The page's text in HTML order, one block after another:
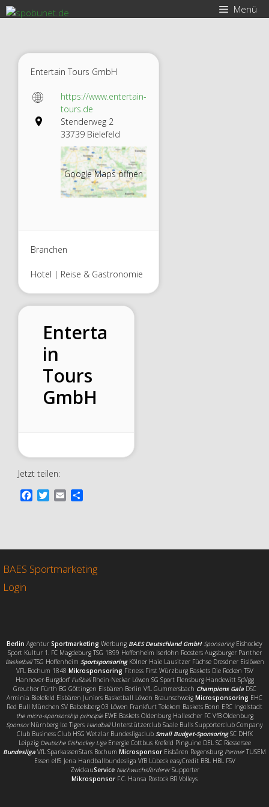
Zum
Inhalt
Menü
Entertain Tours GmbH
https://www.entertain-
tours.de
Stenderweg 2
33739 Bielefeld
Google Maps öffnen
Branchen
Hotel | Reise & Gastronomie
Enterta
in
Tours
GmbH
Jetzt teilen:
o
k
r
BAES Sportmarketing
Login
Berlin Agentur Sportmarketing Werbung BAES Deutschland GmbH SponsoringEishockey
Sport Kultur 1. FC Magdeburg TSG 1899 Hoffenheim Iserlohn Roosters Augsburger Panther
BasketballTSG Hoffenheim SportsponsoringKölner Haie Lausitzer Füchse Dresdner Eislöwen
VFL Bochum 1848 Mikrosponsoring Fitness First Würzburg Baskets Die Recken TSV
Hannover-Burgdorf FußballRhein-Neckar Löwen SG Sport Flensburg-Handewitt SpVgg
Greuther Fürth BG Göttingen Eisbären Berlin VfL Gummersbach Champions GalaDSC
Arminia Bielefeld Eisbären Juniors Basketball Löwen Braunschweig Microsponsoring EHC
Red Bull München SV Babelsberg 03 Löwen Frankfurt Telekom Baskets Bonn ERC Ingolstadt
the micro-sponsorship principleEWE Baskets Oldenburg Hallescher FC VfB Oldenburg
SponsorNürnberg Ice Tigers HandballUnterstützerclub Saale Bulls Supporterclub Company
Club Business Club HSG Wetzlar Bundesligaclub Small Budget-SponsoringSC DHfK
Leipzig Deutsche Eishockey LigaEnergie Cottbus Krefeld Pinguine DEL SC Riessersee
Bundesliga VfL SparkassenStars Bochum MicrosponsorEisbären Regensburg PartnerTUSEM
Essen elf5 Jena Handballbundesliga VfB Lübeck easyCredit BBL HBL FSV
ZwickauService NachwuchsfördererSupporter
MikrosponsorF.C. Hansa Rostock BR Volleys